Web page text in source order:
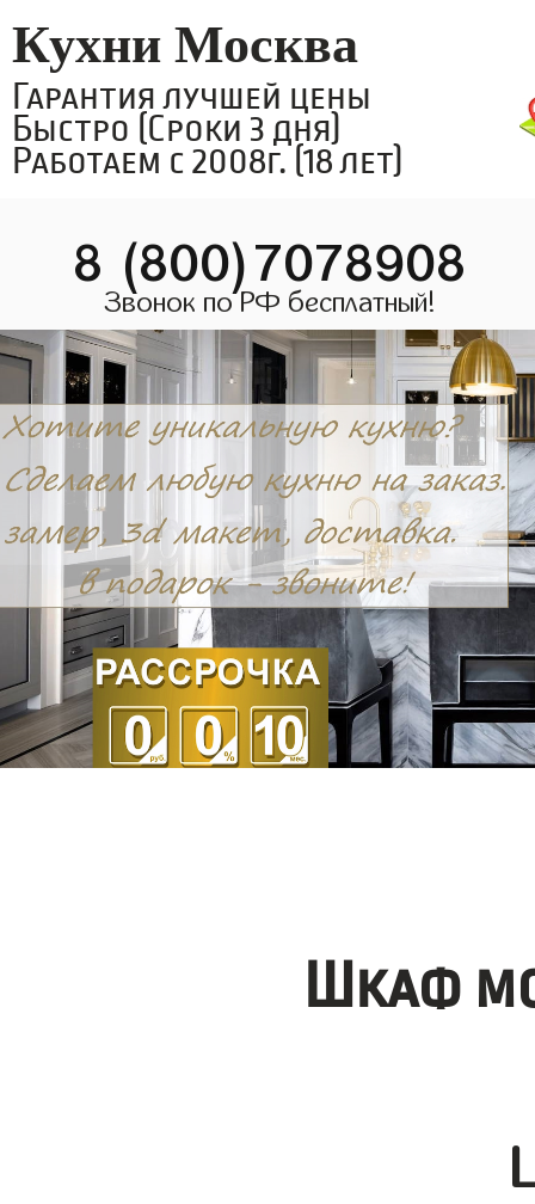
Кухни Москва
Гарантия лучшей цены
Быстро (Сроки 3 дня)
Работаем с 2008г. (18 лет)
8 (800)7078908
Звонок по РФ бесплатный!
Шкаф